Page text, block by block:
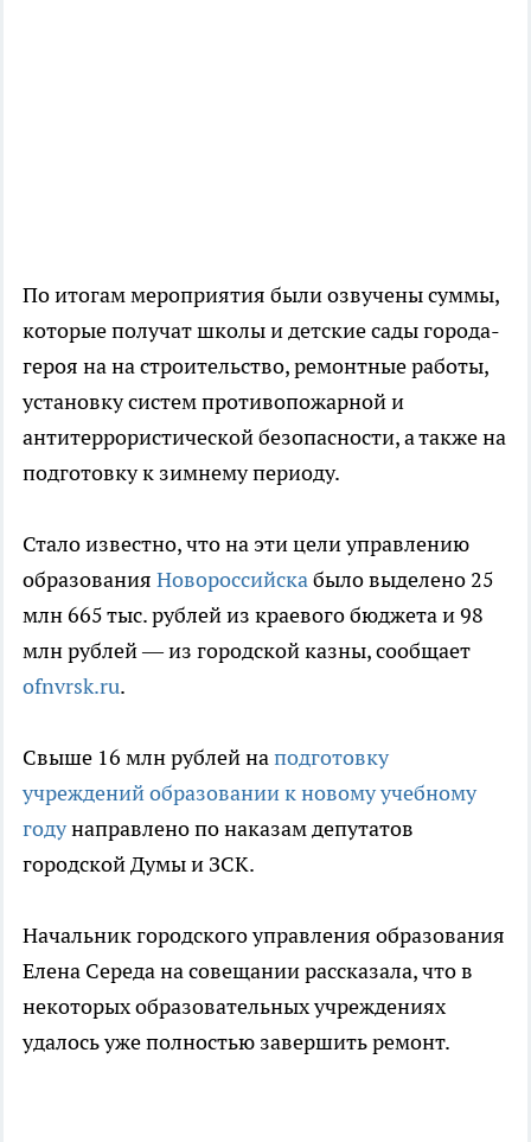
По итогам мероприятия были озвучены суммы,
которые получат школы и детские сады города-
героя на на строительство, ремонтные работы,
установку систем противопожарной и
антитеррористической безопасности, а также на
подготовку к зимнему периоду.
Стало известно, что на эти цели управлению
образования Новороссийскабыло выделено 25
млн 665 тыс. рублей из краевого бюджета и 98
млн рублей — из городской казны, сообщает
ofnvrsk.ru.
Свыше 16 млн рублей наподготовку
учреждений образовании к новому учебному
годунаправлено по наказам депутатов
городской Думы и ЗСК.
Начальник городского управления образования
Елена Середа на совещании рассказала, что в
некоторых образовательных учреждениях
удалось уже полностью завершить ремонт.